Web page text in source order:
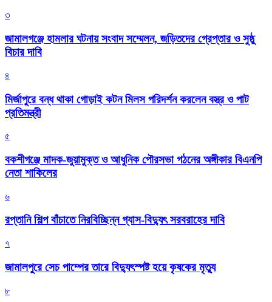
৩
জামালগঞ্জে হামলার ঘটনায় সংবাদ সম্মেলন, জড়িতদের গ্রেপ্তার ও সুষ্ঠু
বিচার দাবি
৪
মির্জাপুরে বন্ধ থাকা গোড়াই কটন মিলস পরিদর্শন করলেন বস্ত্র ও পাট
প্রতিমন্ত্রী
৫
বকশীগঞ্জে মাদক-জুয়ামুক্ত ও আধুনিক পৌরসভা গঠনের অঙ্গীকার বিএনপি
নেতা শাকিলের
৬
রপ্তানি শিল্প বাঁচাতে নিরবিচ্ছিন্ন গ্যাস-বিদ্যুৎ সরবরাহের দাবি
৭
জামালপুরে সেচ পাম্পের তারে বিদ্যুৎস্পষ্ট হয়ে কৃষকের মৃত্যু
৮